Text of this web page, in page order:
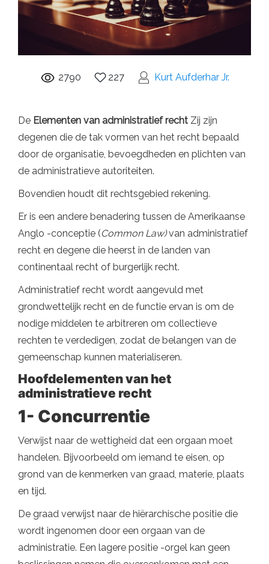
2790 227 Kurt Aufderhar Jr.
De Elementen van administratief recht Zij zijn
degenen die de tak vormen van het recht bepaald
door de organisatie, bevoegdheden en plichten van
de administratieve autoriteiten.
Bovendien houdt dit rechtsgebied rekening.
Er is een andere benadering tussen de Amerikaanse
Anglo -conceptie (Common Law)van administratief
recht en degene die heerst in de landen van
continentaal recht of burgerlijk recht.
Administratief recht wordt aangevuld met
grondwettelijk recht en de functie ervan is om de
nodige middelen te arbitreren om collectieve
rechten te verdedigen, zodat de belangen van de
gemeenschap kunnen materialiseren.
Hoofdelementen van het
administratieve recht
1- Concurrentie
Verwijst naar de wettigheid dat een orgaan moet
handelen. Bijvoorbeeld om iemand te eisen, op
grond van de kenmerken van graad, materie, plaats
en tijd.
De graad verwijst naar de hiërarchische positie die
wordt ingenomen door een orgaan van de
administratie. Een lagere positie -orgel kan geen